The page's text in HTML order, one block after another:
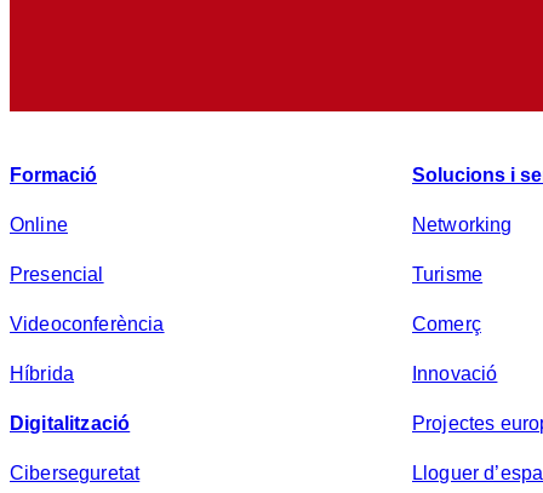
Formació
Online
Presencial
Videoconferència
Híbrida
Digitalització
Ciberseguretat
Solucions i
Networking
Turisme
Comerç
Innovació
Projectes
Lloguer